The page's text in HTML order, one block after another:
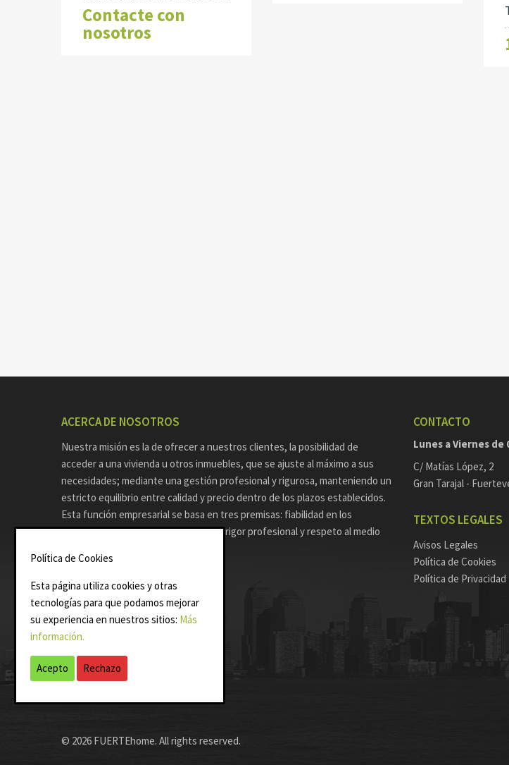
Contacte con
nosotros
ACERCA DE NOSOTROS
Nuestra misión es la de ofrecer a nuestros clientes, la posibilidad de
acceder a una vivienda u otros inmuebles, que se ajuste al máximo a sus
necesidades; mediante una gestión profesional y rigurosa, manteniendo un
estricto equilibrio entre calidad y precio dentro de los plazos establecidos.
Esta función empresarial se basa en tres premisas: fiabilidad en los
compromisos adquiridos, capacidad y rigor profesional y respeto al medio
CONTACTO
Lunes a Viernes de
C/ Matías López, 2
Gran Tarajal -
TEXTOS LEGALES
Avisos Legales
Política de Cookies
Política de Privacidad
© 2026 FUERTEhome. All rights reserved.
Política de Cookies
Esta página utiliza cookies y otras
tecnologías para que podamos mejorar
su experiencia en nuestros sitios: Más
información.
Acepto Rechazo